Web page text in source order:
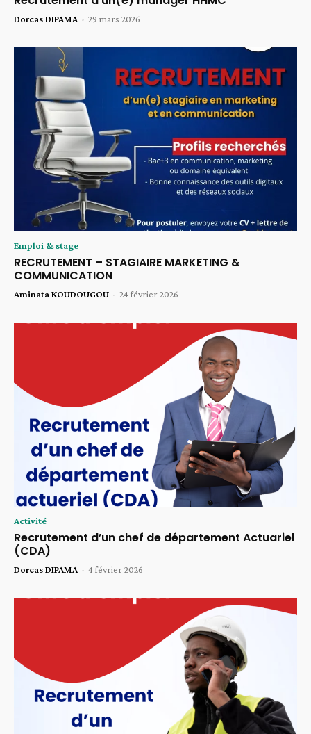
Dorcas DIPAMA - 29 mars 2026
Emploi & stage
RECRUTEMENT – STAGIAIRE MARKETING &
COMMUNICATION
Aminata KOUDOUGOU - 24 février 2026
Activité
Recrutement d’un chef de département Actuariel
(CDA)
Dorcas DIPAMA - 4 février 2026